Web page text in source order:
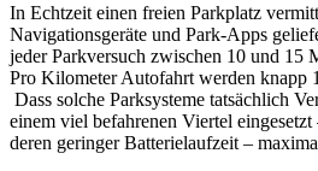
In Echtzeit einen freien Parkplatz
Navigationsgeräte und Park-Apps
jeder Parkversuch zwischen 10 und 15
Pro Kilometer Autofahrt werden knapp
Dass solche Parksysteme tatsächlich
einem viel befahrenen Viertel
deren geringer Batterielaufzeit –